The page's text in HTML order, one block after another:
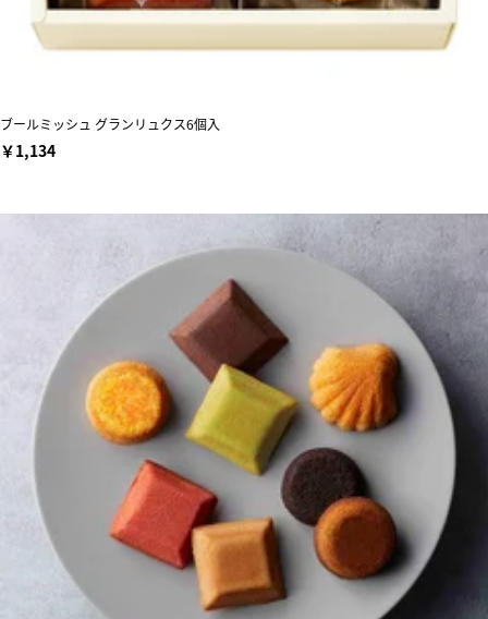
ブールミッシュ グランリュクス6個入
￥1,134